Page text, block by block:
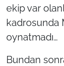
ekip var
kadrosunda
oynatmadı…
Bundan